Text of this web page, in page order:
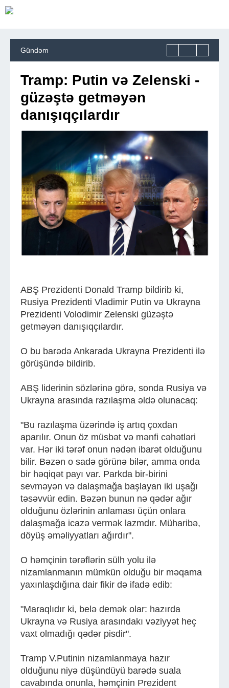
Gündəm
Tramp: Putin və Zelenski -
güzəştə getməyən
danışıqçılardır
ABŞ Prezidenti Donald Tramp bildirib ki,
Rusiya Prezidenti Vladimir Putin və Ukrayna
Prezidenti Volodimir Zelenski güzəştə
getməyən danışıqçılardır.
O bu barədə Ankarada Ukrayna Prezidenti ilə
görüşündə bildirib.
ABŞ liderinin sözlərinə görə, sonda Rusiya və
Ukrayna arasında razılaşma əldə olunacaq:
"Bu razılaşma üzərində iş artıq çoxdan
aparılır. Onun öz müsbət və mənfi cəhətləri
var. Hər iki tərəf onun nədən ibarət olduğunu
bilir. Bəzən o sadə görünə bilər, amma onda
bir həqiqət payı var. Parkda bir-birini
sevməyən və dalaşmağa başlayan iki uşağı
təsəvvür edin. Bəzən bunun nə qədər ağır
olduğunu özlərinin anlaması üçün onlara
dalaşmağa icazə vermək lazmdır. Müharibə,
döyüş əməliyyatları ağırdır".
O həmçinin tərəflərin sülh yolu ilə
nizamlanmanın mümkün olduğu bir məqama
yaxınlaşdığına dair fikir də ifadə edib:
"Maraqlıdır ki, belə demək olar: hazırda
Ukrayna və Rusiya arasındakı vəziyyət heç
vaxt olmadığı qədər pisdir".
Tramp V.Putinin nizamlanmaya hazır
olduğunu niyə düşündüyü barədə suala
cavabında onunla, həmçinin Prezident